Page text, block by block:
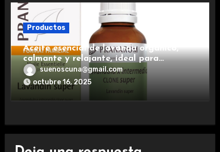
Productos
Aceite esencial de lavanda orgánico,
calmante y relajante, ideal para
aromaterapia.
suenoscuna@gmail.com
octubre 16, 2025